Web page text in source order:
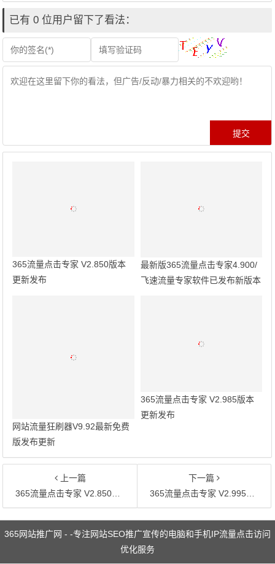
已有 0 位用户留下了看法：
365流量点击专家 V2.850版本
更新发布
最新版365流量点击专家4.900/
飞速流量专家软件已发布新版本
网站流量狂刷器V9.92最新免费
版发布更新
365流量点击专家 V2.985版本
更新发布
上一篇
365流量点击专家 V2.850版本更新发布
下一篇
365流量点击专家 V2.995版本更新发布
文章导航
365网站推广网 - -专注网站SEO推广宣传的电脑和手机IP流量点击访问
优化服务